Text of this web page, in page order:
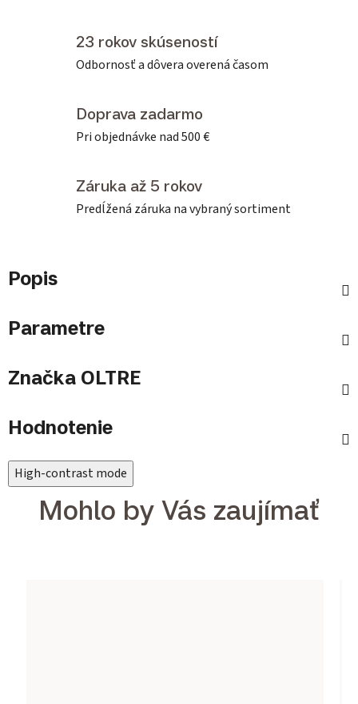
23 rokov skúseností
Odbornosť a dôvera overená časom
Doprava zadarmo
Pri objednávke nad 500 €
Záruka až 5 rokov
Predĺžená záruka na vybraný sortiment
Popis
Parametre
Značka OLTRE
Hodnotenie
High-contrast mode
Mohlo by Vás zaujímať